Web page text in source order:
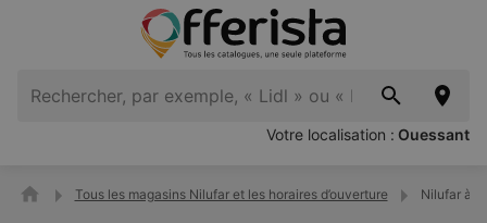
Votre localisation : Ouessant
Tous les magasins Nilufar et les horaires d’ouverture Nilufar à